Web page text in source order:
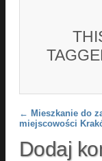
Post
← Mieszkanie do
miejscowości
Dodaj